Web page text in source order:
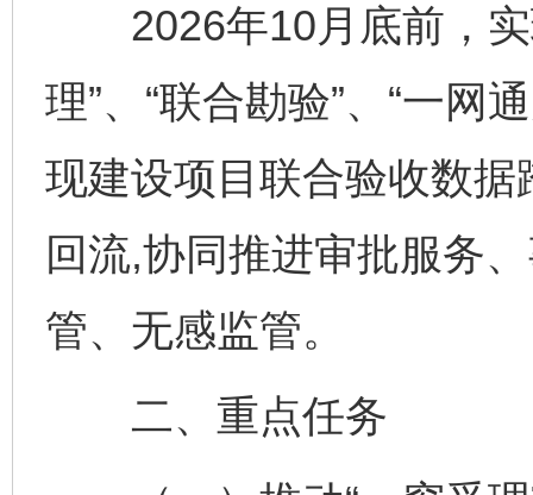
2026年10月底前，实
理”、“联合勘验”、“一网
现建设项目联合验收数
回流,协同推进审批服务
管、无感监管。
二、重点任务